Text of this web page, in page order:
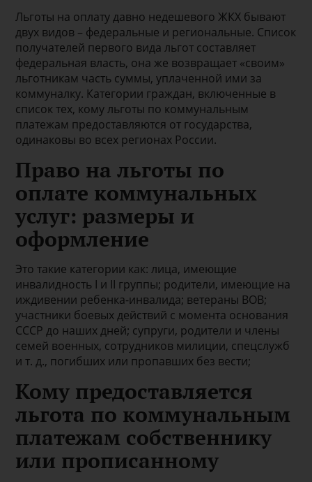
Льготы на оплату давно недешевого ЖКХ бывают
двух видов – федеральные и региональные. Список
получателей первого вида льгот составляет
федеральная власть, она же возвращает «своим»
льготникам часть суммы, уплаченной ими за
коммуналку. Категории граждан, включенные в
список тех, кому льготы по коммунальным
платежам предоставляются от государства,
одинаковы во всех регионах России.
Право на льготы по
оплате коммунальных
услуг: размеры и
оформление
Это такие категории как: лица, имеющие
инвалидность I и II группы; родители, имеющие на
иждивении ребенка-инвалида; ветераны ВОВ;
участники боевых действий с момента основания
СССР до наших дней; супруги, родители и члены
семей военных, сотрудников милиции, спецслужб
и т. д., погибших или пропавших без вести;
Кому предоставляется
льгота по коммунальным
платежам собственнику
или прописанному